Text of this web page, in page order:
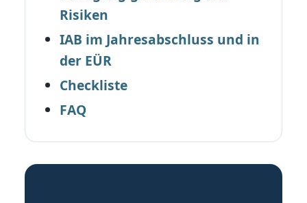
Risiken
IAB im Jahresabschluss und in
der EÜR
Checkliste
FAQ